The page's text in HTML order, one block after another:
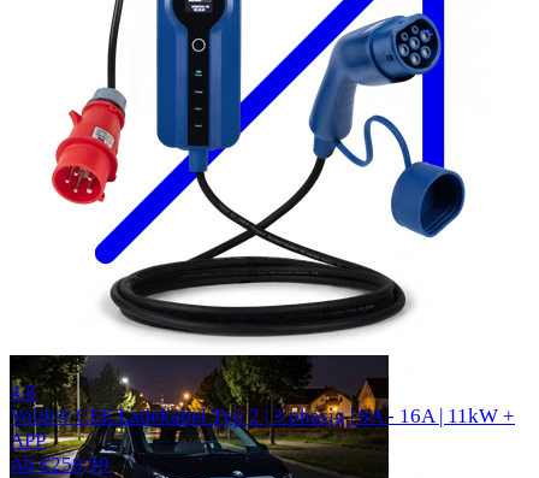
4.8310 Bewertungen
Voldt® CEE Ladekabel Typ 2 | 3 phasig | 8A - 16A | 11kW +
APP
Ab €258,99